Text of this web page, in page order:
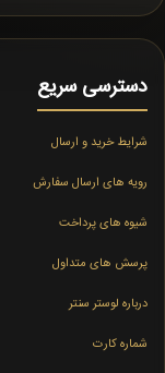
دسترسی سریع
شرایط خرید و ارسال
رویه های ارسال سفارش
شیوه های پرداخت
پرسش های متداول
درباره لوستر سنتر
شماره کارت